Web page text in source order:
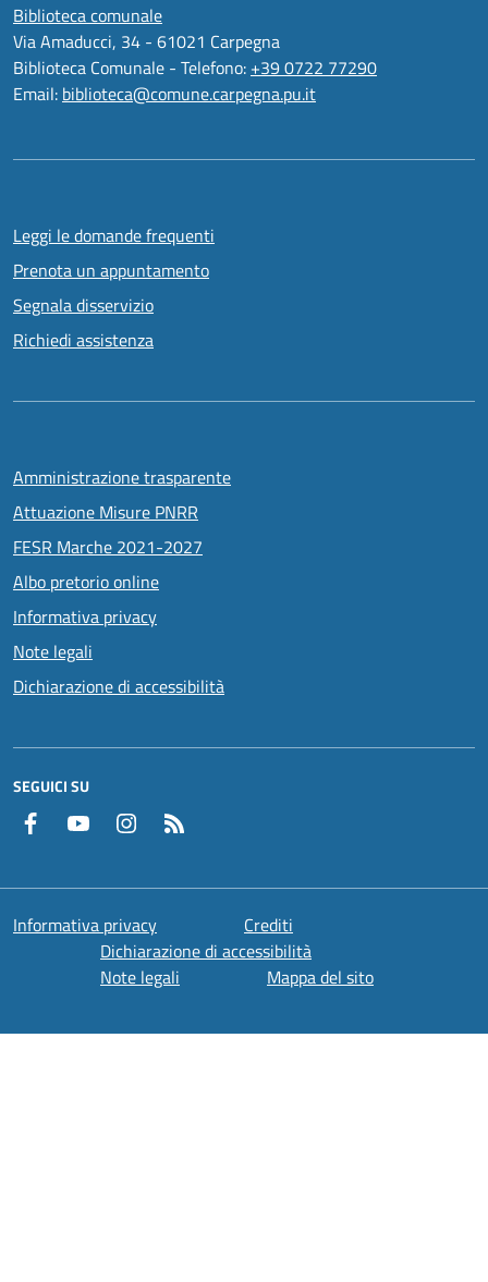
Biblioteca comunale
Via Amaducci, 34 - 61021 Carpegna
Biblioteca Comunale - Telefono: +39 0722 77290
Email: biblioteca@comune.carpegna.pu.it
Leggi le domande frequenti
Prenota un appuntamento
Segnala disservizio
Richiedi assistenza
Amministrazione trasparente
Attuazione Misure PNRR
FESR Marche 2021-2027
Albo pretorio online
Informativa privacy
Note legali
Dichiarazione di accessibilità
SEGUICI SU
Facebook YouTube Instagram
Informativa privacy
Crediti
Dichiarazione di accessibilità
Note legali
Mappa del sito